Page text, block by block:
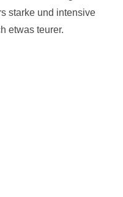
starke und intensive
etwas teurer.